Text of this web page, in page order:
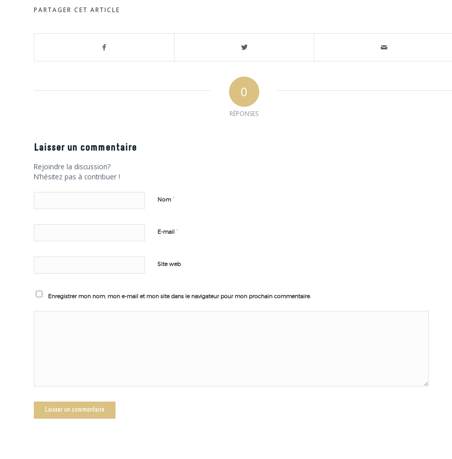
PARTAGER CET ARTICLE
0
RÉPONSES
Laisser un commentaire
Rejoindre la discussion?
N’hésitez pas à contribuer !
Nom *
E-mail *
Site web
Enregistrer mon nom, mon e-mail et mon site dans le navigateur pour mon prochain commentaire.